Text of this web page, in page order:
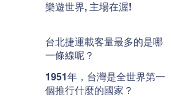
樂遊世界, 主場在渥!
台北捷運載客量最多的是哪
一條線呢？
1951年，台灣是全世界第一
個推行什麼的國家？